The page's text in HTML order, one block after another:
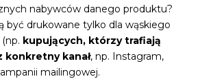
nabywców danego produktu?
być drukowane tylko dla wąskiego
kupujących, którzy trafiają
konkretny kanał, np. Instagram,
mailingowej.